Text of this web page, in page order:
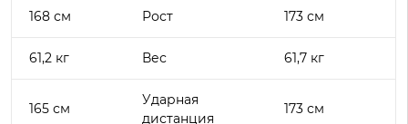
168 см Рост 173 см
61,2 кг Вес 61,7 кг
165 см
Ударная
дистанция
173 см